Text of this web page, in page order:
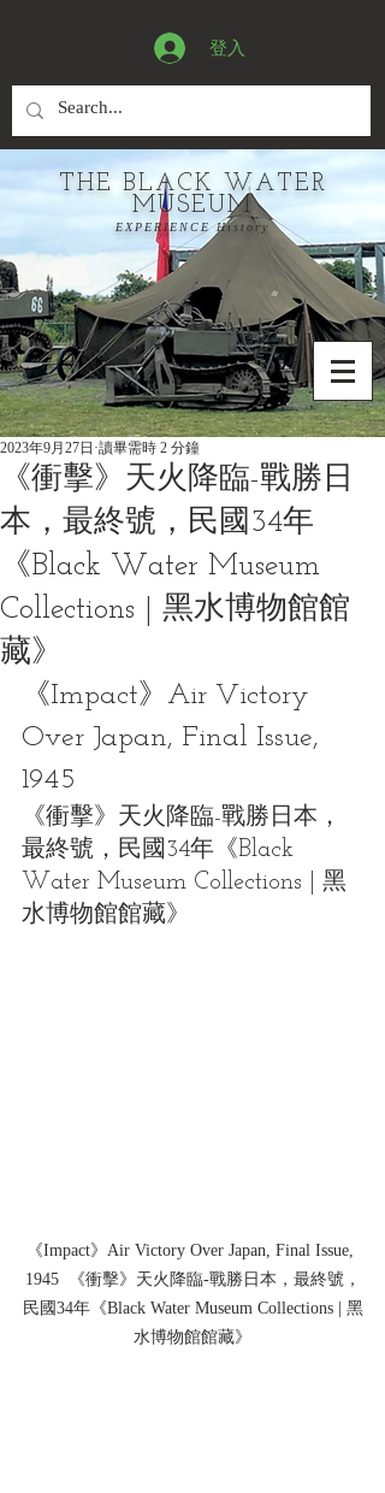
登入
THE BLACK WATER
MUSEUM
EXPERIENCE History
《衝擊》天火降臨-戰勝日
本，最終號，民國34年
《Black Water Museum
Collections | 黑水博物館館
藏》
2023年9月27日 讀畢需時 2 分鐘
《Impact》Air Victory
Over Japan, Final Issue,
1945
《衝擊》天火降臨-戰勝日本，
最終號，民國34年《Black
Water Museum Collections | 黑
水博物館館藏》
《Impact》Air Victory Over Japan, Final Issue,
1945  《衝擊》天火降臨-戰勝日本，最終號，
民國34年《Black Water Museum Collections | 黑
水博物館館藏》